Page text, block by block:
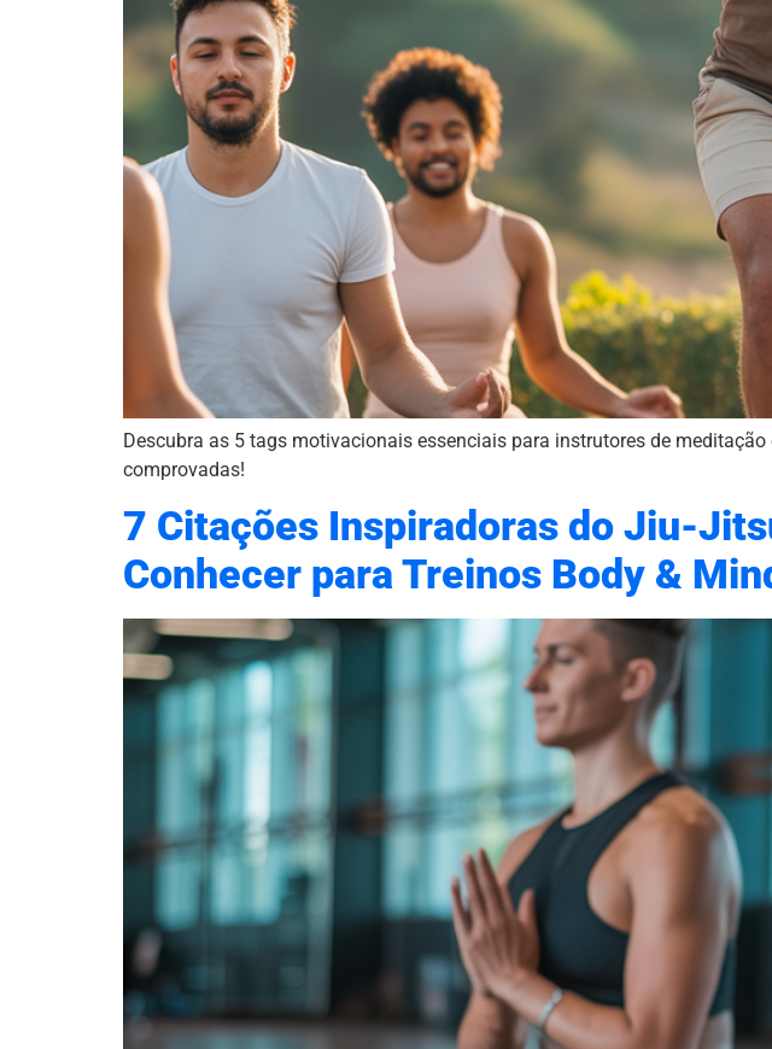
Descubra as 5 tags motivacionais essenciais para instrutores de
comprovadas!
7 Citações Inspiradoras do Jiu-
Conhecer para Treinos Body &